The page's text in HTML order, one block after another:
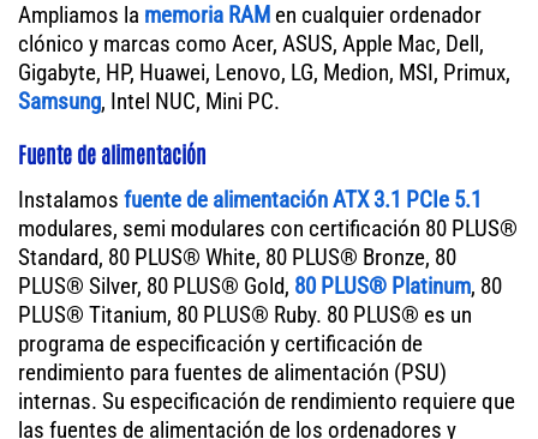
Ampliamos la memoria RAM en cualquier ordenador
clónico y marcas como Acer, ASUS, Apple Mac, Dell,
Gigabyte, HP, Huawei, Lenovo, LG, Medion, MSI, Primux,
Samsung, Intel NUC, Mini PC.
Fuente de alimentación
Instalamos fuente de alimentación ATX 3.1 PCIe 5.1
modulares, semi modulares con certificación 80 PLUS®
Standard, 80 PLUS® White, 80 PLUS® Bronze, 80
PLUS® Silver, 80 PLUS® Gold, 80 PLUS® Platinum, 80
PLUS® Titanium, 80 PLUS® Ruby. 80 PLUS® es un
programa de especificación y certificación de
rendimiento para fuentes de alimentación (PSU)
internas. Su especificación de rendimiento requiere que
las fuentes de alimentación de los ordenadores y